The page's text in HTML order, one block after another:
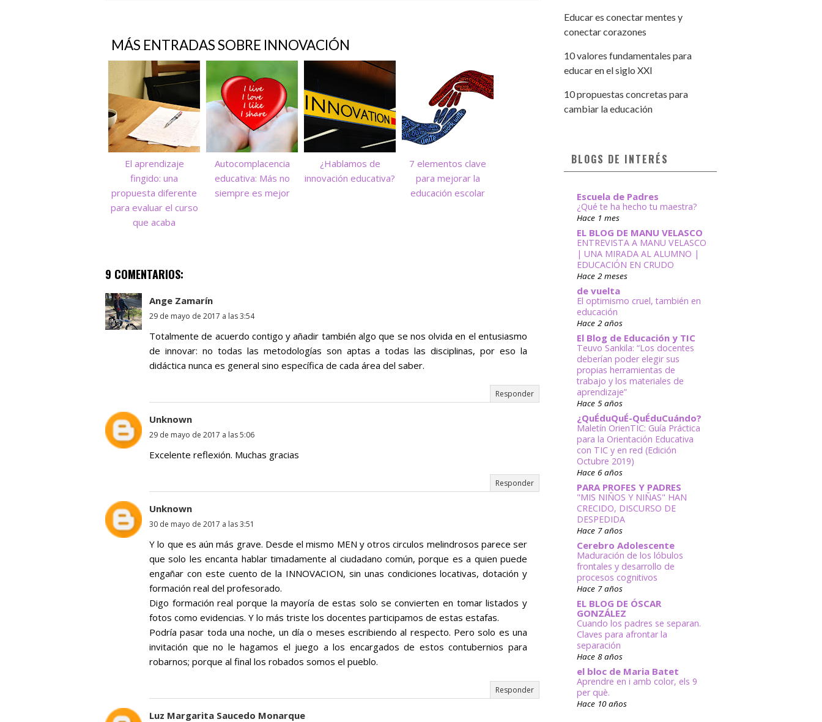
MÁS ENTRADAS SOBRE INNOVACIÓN
El aprendizaje
fingido: una
propuesta diferente
para evaluar el curso
que acaba
Autocomplacencia
educativa: Más no
siempre es mejor
¿Hablamos de
innovación educativa?
7 elementos clave
para mejorar la
educación escolar
9 COMENTARIOS:
Ange Zamarín
29 de mayo de 2017 a las 3:54
Totalmente de acuerdo contigo y añadir también algo que se nos olvida en el entusiasmo
de innovar: no todas las metodologías son aptas a todas las disciplinas, por eso la
didáctica nunca es general sino específica de cada área del saber.
Responder
Unknown
29 de mayo de 2017 a las 5:06
Excelente reflexión. Muchas gracias
Responder
Unknown
30 de mayo de 2017 a las 3:51
Y lo que es aún más grave. Desde el mismo MEN y otros circulos melindrosos parece ser
que solo les encanta hablar timadamente al ciudadano común, porque es a quien puede
engañar con este cuento de la INNOVACION, sin unas condiciones locativas, dotación y
formación real del profesorado.
Digo formación real porque la mayoría de estas solo se convierten en tomar listados y
fotos como evidencias. Y lo más triste los docentes participamos de estas estafas.
Podría pasar toda una noche, un día o meses escribiendo al respecto. Pero solo es una
invitación que no le hagamos el juego a los encargados de estos contubernios para
robarnos; porque al final los robados somos el pueblo.
Responder
Luz Margarita Saucedo Monarque
Educar es conectar mentes y
conectar corazones
10 valores fundamentales para
educar en el siglo XXI
10 propuestas concretas para
cambiar la educación
BLOGS DE INTERÉS
Escuela de Padres
¿Qué te ha hecho tu maestra?
Hace 1 mes
EL BLOG DE MANU VELASCO
ENTREVISTA A MANU VELASCO
| UNA MIRADA AL ALUMNO |
EDUCACIÓN EN CRUDO
Hace 2 meses
de vuelta
El optimismo cruel, también en
educación
Hace 2 años
El Blog de Educación y TIC
Teuvo Sankila: “Los docentes
deberían poder elegir sus
propias herramientas de
trabajo y los materiales de
aprendizaje”
Hace 5 años
¿QuÉduQuÉ-QuÉduCuándo?
Maletín OrienTIC: Guía Práctica
para la Orientación Educativa
con TIC y en red (Edición
Octubre 2019)
Hace 6 años
PARA PROFES Y PADRES
"MIS NIÑOS Y NIÑAS" HAN
CRECIDO, DISCURSO DE
DESPEDIDA
Hace 7 años
Cerebro Adolescente
Maduración de los lóbulos
frontales y desarrollo de
procesos cognitivos
Hace 7 años
EL BLOG DE ÓSCAR
GONZÁLEZ
Cuando los padres se separan.
Claves para afrontar la
separación
Hace 8 años
el bloc de Maria Batet
Aprendre en i amb color, els 9
per què.
Hace 10 años